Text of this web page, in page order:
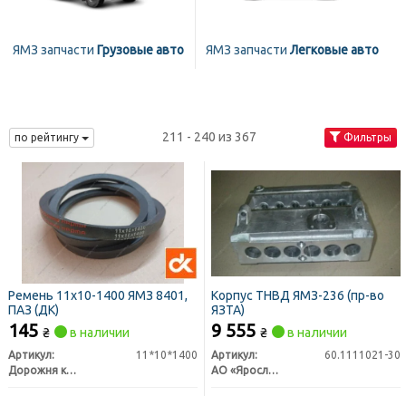
ЯМЗ запчасти Грузовые авто ЯМЗ запчасти Легковые авто
по рейтингу 211 - 240 из 367 Фильтры
Ремень 11х10-1400 ЯМЗ 8401,
ПАЗ (ДК)
145 ₴ в наличии
Артикул:
11*10*1400
Дорожня карта
Корпус ТНВД ЯМЗ-236 (пр-во
ЯЗТА)
9 555 ₴ в наличии
Артикул:
60.1111021-30
АО «Ярославский завод дизельной аппаратуры» (ЯЗДА)